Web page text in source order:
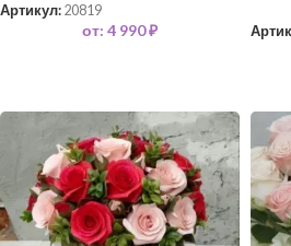
Артикул: 20819
от: 4 990₽